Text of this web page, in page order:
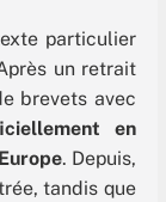
particulier
un retrait
brevets avec
en
. Depuis,
tandis que